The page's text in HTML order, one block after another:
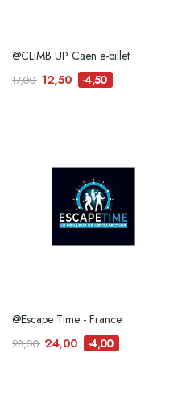
@CLIMB UP Caen e-billet
17,00 12,50 -4,50
@Escape Time - France
28,00 24,00 -4,00